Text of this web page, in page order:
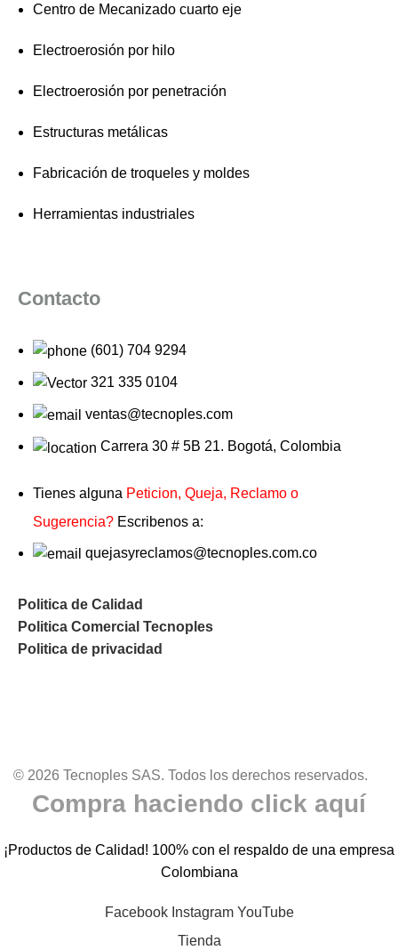
Centro de Mecanizado cuarto eje
Electroerosión por hilo
Electroerosión por penetración
Estructuras metálicas
Fabricación de troqueles y moldes
Herramientas industriales
Contacto
(601) 704 9294
321 335 0104
ventas@tecnoples.com
Carrera 30 # 5B 21. Bogotá, Colombia
Tienes alguna Peticion, Queja, Reclamo o
Sugerencia? Escribenos a:
quejasyreclamos@tecnoples.com.co
Politica de Calidad
Politica Comercial Tecnoples
Politica de privacidad
© 2026 Tecnoples SAS. Todos los derechos reservados.
Compra haciendo click aquí
¡Productos de Calidad! 100% con el respaldo de una empresa
Colombiana
Facebook Instagram YouTube
Tienda